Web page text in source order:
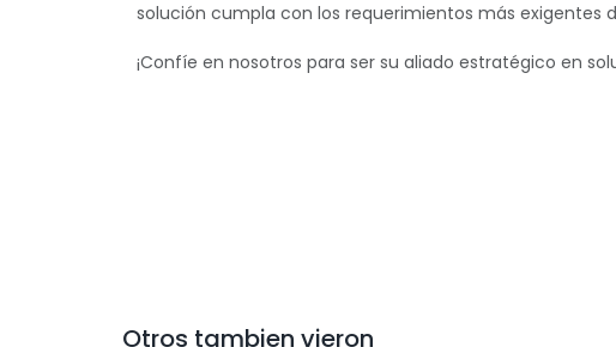
solución cumpla con los requerimientos más exigentes
¡Confíe en nosotros para ser su aliado estratégico en
Otros tambien vieron